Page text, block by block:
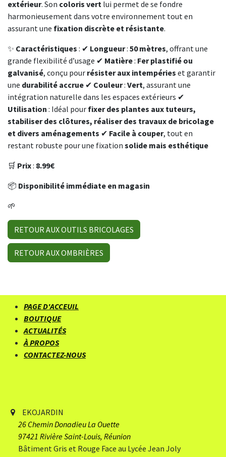
extérieur. Son coloris vert lui permet de se fondre
harmonieusement dans votre environnement tout en
assurant une fixation discrète et résistante.
✨ Caractéristiques : ✔ Longueur: 50 mètres, offrant une
grande flexibilité d’usage ✔ Matière: Fer plastifié ou
galvanisé, conçu pour résister aux intempéries et garantir
une durabilité accrue ✔ Couleur: Vert, assurant une
intégration naturelle dans les espaces extérieurs ✔
Utilisation : Idéal pour fixer des plantes aux tuteurs,
stabiliser des clôtures, réaliser des travaux de bricolage
et divers aménagements ✔ Facile à couper, tout en
restant robuste pour une fixation solide mais esthétique
🛒 Prix: 8.99€
📦 Disponibilité immédiate en magasin
🌱
RETOUR AUX OUTILS BRICOLAGES
RETOUR AUX OMBRIÈRES
PAGE D'ACCEUIL
BOUTIQUE
ACTUALITÉS
À PROPOS
CONTACTEZ-NOUS
EKOJARDIN
26 Chemin Donadieu​ La Ouette
97421 Rivière Saint-Louis, Réunion
Bâtiment Gris et Rouge Face au Lycée Jean Joly